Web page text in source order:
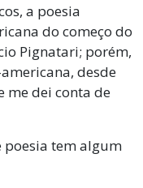
a poesia
do começo do
Pignatari; porém,
desde
me dei conta de
poesia tem algum